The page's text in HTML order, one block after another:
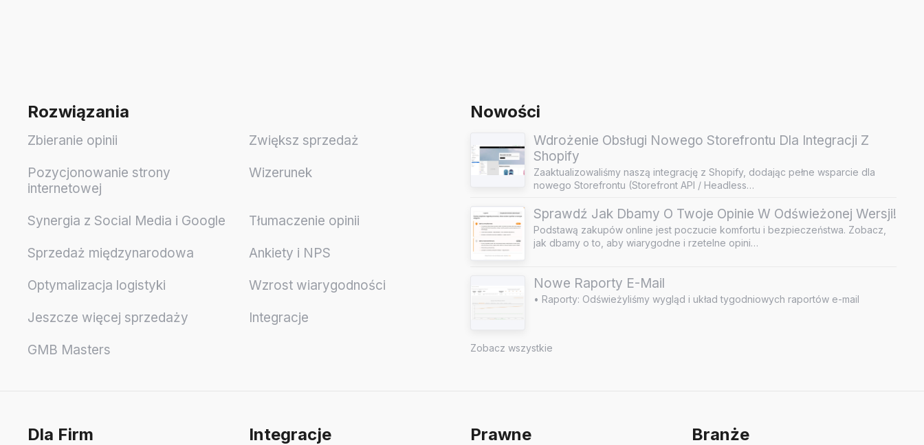
Rozwiązania
Zbieranie opinii Zwiększ sprzedaż
Pozycjonowanie strony
internetowej
Wizerunek
Synergia z Social Media i Google Tłumaczenie opinii
Sprzedaż międzynarodowa Ankiety i NPS
Optymalizacja logistyki Wzrost wiarygodności
Jeszcze więcej sprzedaży Integracje
GMB Masters
Nowości
Wdrożenie Obsługi Nowego Storefrontu Dla Integracji Z
Shopify
Zaaktualizowaliśmy naszą integrację z Shopify, dodając pełne wsparcie dla
nowego Storefrontu (Storefront API / Headless…
Sprawdź Jak Dbamy O Twoje Opinie W Odświeżonej Wersji!
Podstawą zakupów online jest poczucie komfortu i bezpieczeństwa. Zobacz,
jak dbamy o to, aby wiarygodne i rzetelne opini…
Nowe Raporty E-Mail
• Raporty: Odświeżyliśmy wygląd i układ tygodniowych raportów e-mail
Zobacz wszystkie
Dla Firm Integracje Prawne Branże